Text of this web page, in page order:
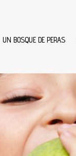
UN BOSQUE DE PERAS